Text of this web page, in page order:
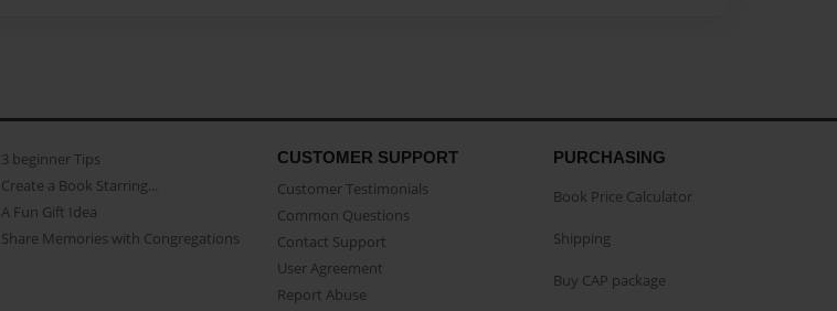
3 beginner Tips
Create a Book Starring...
A Fun Gift Idea
Share Memories with Congregations
CUSTOMER SUPPORT
Customer Testimonials
Common Questions
Contact Support
User Agreement
Report Abuse
PURCHASING
Book Price Calculator
Shipping
Buy CAP package